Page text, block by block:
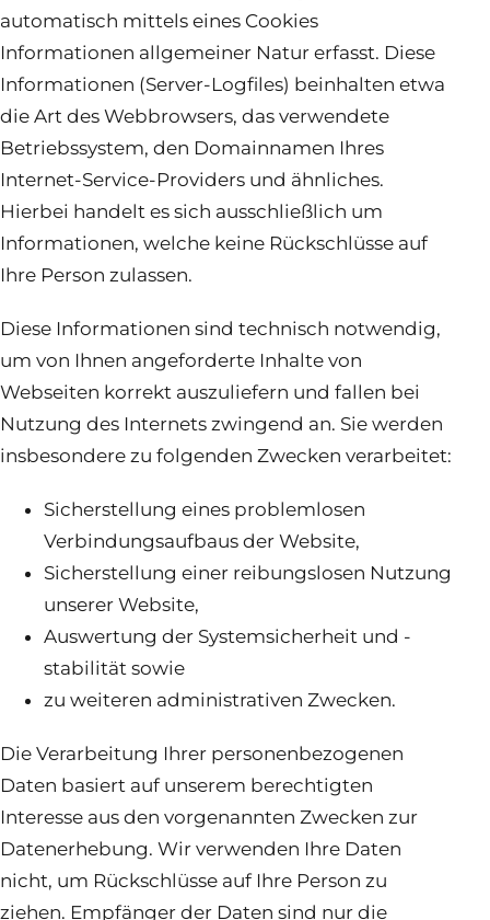
automatisch mittels eines Cookies
Informationen allgemeiner Natur erfasst. Diese
Informationen (Server-Logfiles) beinhalten etwa
die Art des Webbrowsers, das verwendete
Betriebssystem, den Domainnamen Ihres
Internet-Service-Providers und ähnliches.
Hierbei handelt es sich ausschließlich um
Informationen, welche keine Rückschlüsse auf
Ihre Person zulassen.
Diese Informationen sind technisch notwendig,
um von Ihnen angeforderte Inhalte von
Webseiten korrekt auszuliefern und fallen bei
Nutzung des Internets zwingend an. Sie werden
insbesondere zu folgenden Zwecken verarbeitet:
Sicherstellung eines problemlosen
Verbindungsaufbaus der Website,
Sicherstellung einer reibungslosen Nutzung
unserer Website,
Auswertung der Systemsicherheit und -
stabilität sowie
zu weiteren administrativen Zwecken.
Die Verarbeitung Ihrer personenbezogenen
Daten basiert auf unserem berechtigten
Interesse aus den vorgenannten Zwecken zur
Datenerhebung. Wir verwenden Ihre Daten
nicht, um Rückschlüsse auf Ihre Person zu
ziehen. Empfänger der Daten sind nur die